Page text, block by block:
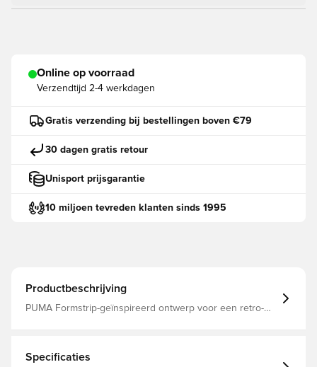
Online op voorraad
Verzendtijd 2-4 werkdagen
Gratis verzending bij bestellingen boven €79
30 dagen gratis retour
Unisport prijsgarantie
10 miljoen tevreden klanten sinds 1995
Productbeschrijving
PUMA Formstrip-geïnspireerd ontwerp voor een retro-
68% katoen 32% polyester
Specificaties